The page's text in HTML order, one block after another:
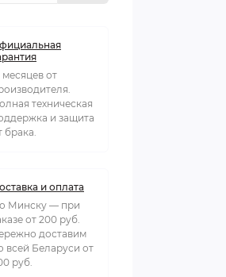
месяцев от
техническая
и защита
брака.
и оплата
Минску — при
от 200 руб.
доставим
всей Беларуси от
руб.